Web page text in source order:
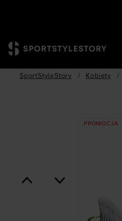
SportStyleStory / Kobiety /
PROMOCJA
< >